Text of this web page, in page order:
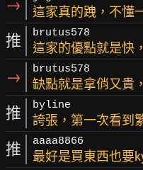
→ 這家真的跩，不懂
推 brutus578
這家的優點就是快
→ brutus578
缺點就是拿俏又貴
推 byline
誇張，第一次看到
推 aaaa8866
最好是買東西也要